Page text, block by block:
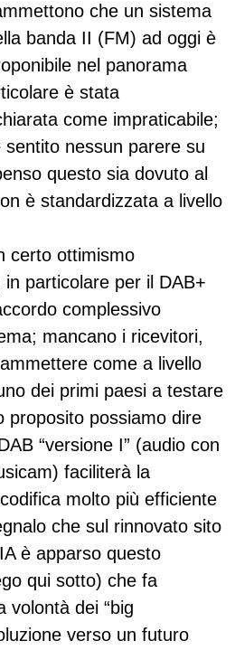
che un sistema
banda II (FM) ad oggi è
nel panorama
è stata
come impraticabile;
nessun parere su
questo sia dovuto al
è standardizzata a livello
certo ottimismo
in particolare per il DAB+
complessivo
mancano i ricevitori,
come a livello
dei primi paesi a testare
proposito possiamo dire
“versione I” (audio con
faciliterà la
molto più efficiente
che sul rinnovato sito
è apparso questo
qui sotto) che fa
volontà dei “big
verso un futuro